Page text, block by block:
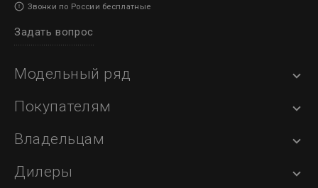
Звонки по России бесплатные
Задать вопрос
Модельный ряд
Покупателям
Владельцам
Дилеры